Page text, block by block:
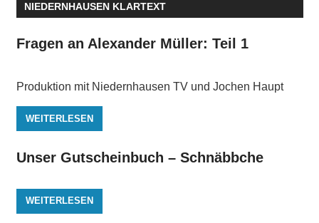
NIEDERNHAUSEN KLARTEXT
Fragen an Alexander Müller: Teil 1
Produktion mit Niedernhausen TV und Jochen Haupt
WEITERLESEN
Unser Gutscheinbuch – Schnäbbche
WEITERLESEN